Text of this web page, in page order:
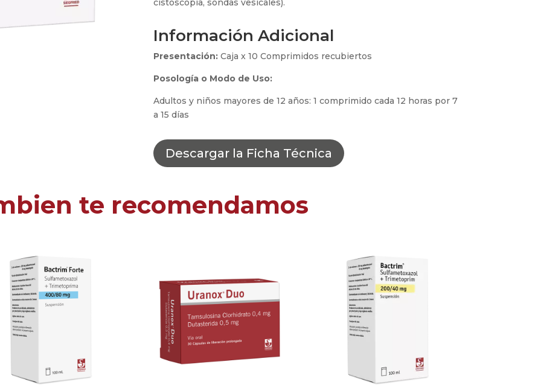
cistoscopia, sondas vesicales).
Información Adicional
Presentación:Caja x 10 Comprimidos recubiertos
Posología o Modo de Uso:
Adultos y niños mayores de 12 años: 1 comprimido cada 12 horas por 7
a 15 días
Descargar la Ficha Técnica
te recomendamos